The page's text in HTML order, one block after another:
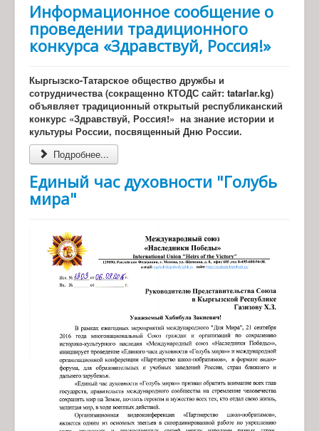
Информационное сообщение о
проведении традиционного
конкурса «Здравствуй, Россия!»
Кыргызско-Татарское общество дружбы и
сотрудничества (сокращенно КТОДС сайт: tatarlar.kg)
объявляет традиционный открытый республиканский
конкурс «Здравствуй, Россия!» на знание истории и
культуры России, посвященный Дню России.
Подробнее...
Единый час духовности "Голубь
мира"